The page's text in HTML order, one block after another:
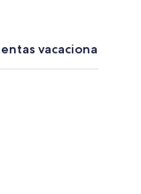
vacacionales